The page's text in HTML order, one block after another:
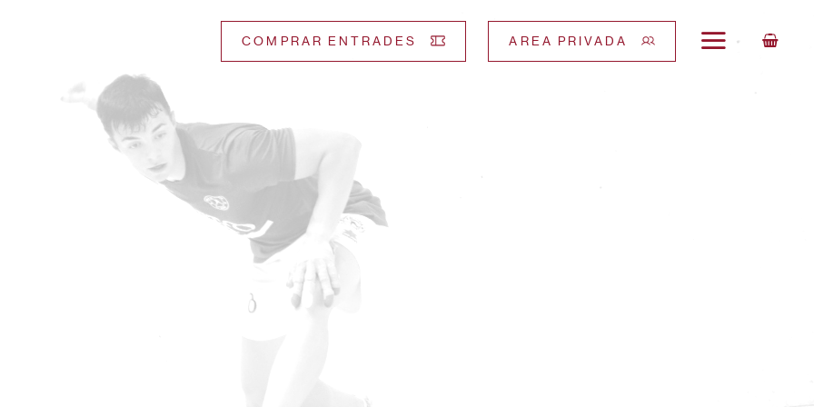
COMPRAR ENTRADES AREA PRIVADA